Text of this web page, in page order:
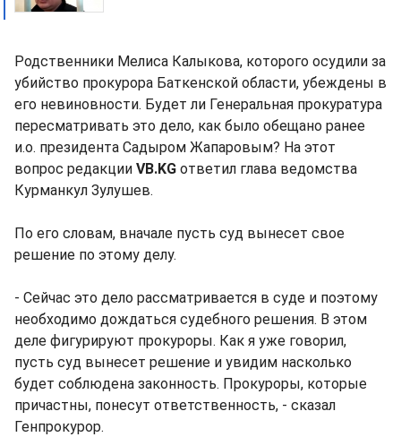
Родственники Мелиса Калыкова, которого осудили за
убийство прокурора Баткенской области, убеждены в
его невиновности. Будет ли Генеральная прокуратура
пересматривать это дело, как было обещано ранее
и.о. президента Садыром Жапаровым? На этот
вопрос редакции VB.KG ответил глава ведомства
Курманкул Зулушев.
По его словам, вначале пусть суд вынесет свое
решение по этому делу.
- Сейчас это дело рассматривается в суде и поэтому
необходимо дождаться судебного решения. В этом
деле фигурируют прокуроры. Как я уже говорил,
пусть суд вынесет решение и увидим насколько
будет соблюдена законность. Прокуроры, которые
причастны, понесут ответственность, - сказал
Генпрокурор.